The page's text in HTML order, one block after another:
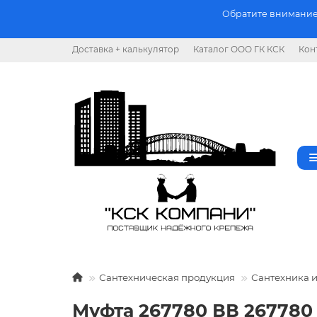
Обратите
Доставка + калькулятор Каталог ООО ГК КСК
Сантехническая продукция Сантехника
Муфта 267780 ВВ